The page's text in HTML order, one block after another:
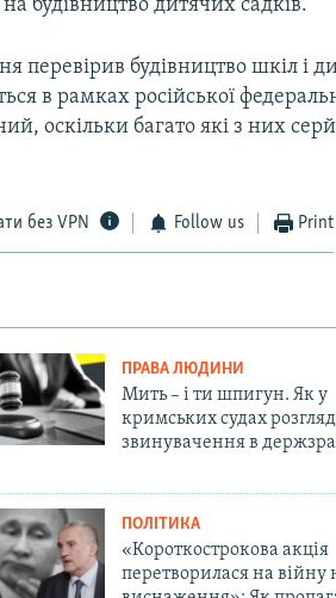
будівництво дитячих садків.
перевірив будівництво шкіл і
в рамках російської
оскільки багато які з них
без VPN Follow us Print
ПРАВА ЛЮДИНИ
Мить – і ти шпигун. Як у
кримських судах
звинувачення в
ПОЛІТИКА
«Короткострокова акція
перетворилася на війну